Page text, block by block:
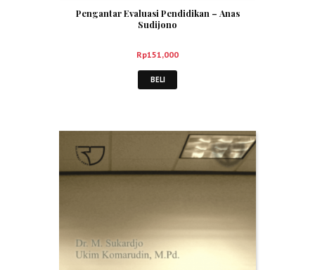
Pengantar Evaluasi Pendidikan – Anas
Sudijono
Rp151,000
BELI